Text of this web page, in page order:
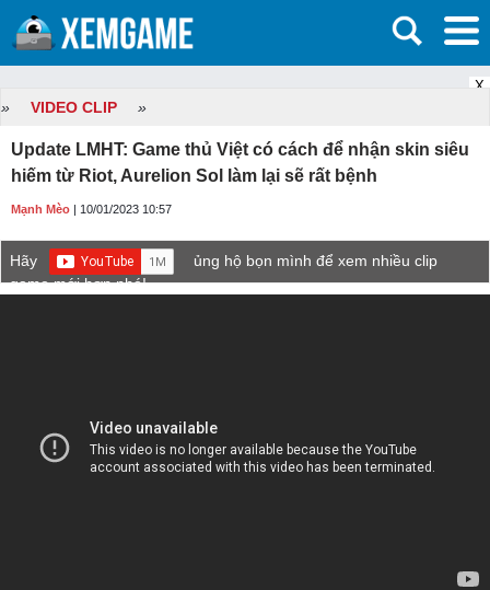
X
» VIDEO CLIP »
Update LMHT: Game thủ Việt có cách để nhận skin siêu
hiếm từ Riot, Aurelion Sol làm lại sẽ rất bệnh
Mạnh Mèo | 10/01/2023 10:57
Hãy
ủng hộ bọn mình để xem nhiều clip
game mới hơn nhé!